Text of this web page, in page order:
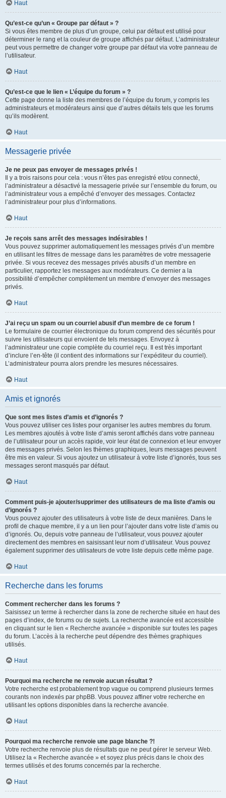
Haut
Qu’est-ce qu’un « Groupe par défaut » ?
Si vous êtes membre de plus d’un groupe, celui par défaut est utilisé pour
déterminer le rang et la couleur de groupe affichés par défaut. L’administrateur
peut vous permettre de changer votre groupe par défaut via votre panneau de
l’utilisateur.
Haut
Qu’est-ce que le lien « L’équipe du forum » ?
Cette page donne la liste des membres de l’équipe du forum, y compris les
administrateurs et modérateurs ainsi que d’autres détails tels que les forums
qu’ils modèrent.
Haut
Messagerie privée
Je ne peux pas envoyer de messages privés !
Il y a trois raisons pour cela : vous n’êtes pas enregistré et/ou connecté,
l’administrateur a désactivé la messagerie privée sur l’ensemble du forum, ou
l’administrateur vous a empêché d’envoyer des messages. Contactez
l’administrateur pour plus d’informations.
Haut
Je reçois sans arrêt des messages indésirables !
Vous pouvez supprimer automatiquement les messages privés d’un membre
en utilisant les filtres de message dans les paramètres de votre messagerie
privée. Si vous recevez des messages privés abusifs d’un membre en
particulier, rapportez les messages aux modérateurs. Ce dernier a la
possibilité d’empêcher complètement un membre d’envoyer des messages
privés.
Haut
J’ai reçu un spam ou un courriel abusif d’un membre de ce forum !
Le formulaire de courrier électronique du forum comprend des sécurités pour
suivre les utilisateurs qui envoient de tels messages. Envoyez à
l’administrateur une copie complète du courriel reçu. Il est très important
d’inclure l’en-tête (il contient des informations sur l’expéditeur du courriel).
L’administrateur pourra alors prendre les mesures nécessaires.
Haut
Amis et ignorés
Que sont mes listes d’amis et d’ignorés ?
Vous pouvez utiliser ces listes pour organiser les autres membres du forum.
Les membres ajoutés à votre liste d’amis seront affichés dans votre panneau
de l’utilisateur pour un accès rapide, voir leur état de connexion et leur envoyer
des messages privés. Selon les thèmes graphiques, leurs messages peuvent
être mis en valeur. Si vous ajoutez un utilisateur à votre liste d’ignorés, tous ses
messages seront masqués par défaut.
Haut
Comment puis-je ajouter/supprimer des utilisateurs de ma liste d’amis ou
d’ignorés ?
Vous pouvez ajouter des utilisateurs à votre liste de deux manières. Dans le
profil de chaque membre, il y a un lien pour l’ajouter dans votre liste d’amis ou
d’ignorés. Ou, depuis votre panneau de l’utilisateur, vous pouvez ajouter
directement des membres en saisissant leur nom d’utilisateur. Vous pouvez
également supprimer des utilisateurs de votre liste depuis cette même page.
Haut
Recherche dans les forums
Comment rechercher dans les forums ?
Saisissez un terme à rechercher dans la zone de recherche située en haut des
pages d’index, de forums ou de sujets. La recherche avancée est accessible
en cliquant sur le lien « Recherche avancée » disponible sur toutes les pages
du forum. L’accès à la recherche peut dépendre des thèmes graphiques
utilisés.
Haut
Pourquoi ma recherche ne renvoie aucun résultat ?
Votre recherche est probablement trop vague ou comprend plusieurs termes
courants non indexés par phpBB. Vous pouvez affiner votre recherche en
utilisant les options disponibles dans la recherche avancée.
Haut
Pourquoi ma recherche renvoie une page blanche ?!
Votre recherche renvoie plus de résultats que ne peut gérer le serveur Web.
Utilisez la « Recherche avancée » et soyez plus précis dans le choix des
termes utilisés et des forums concernés par la recherche.
Haut